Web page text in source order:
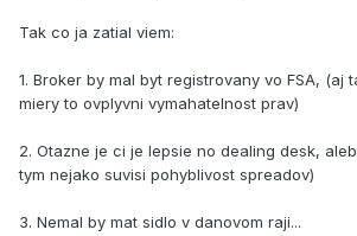
Tak co ja zatial viem:
1. Broker by mal byt registrovany vo FSA, (aj
miery to ovplyvni vymahatelnost prav)
2. Otazne je ci je lepsie no dealing desk,
tym nejako suvisi pohyblivost spreadov)
3. Nemal by mat sidlo v danovom raji...